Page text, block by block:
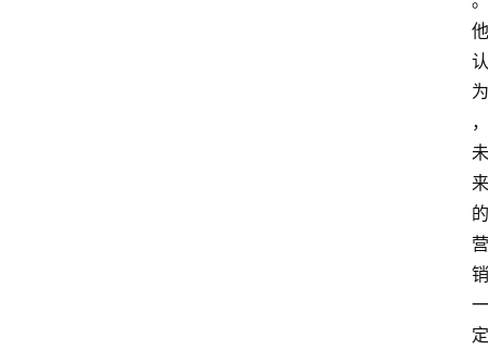
他
认
为
，
未
来
的
营
销
一
定